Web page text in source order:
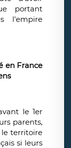
portant
l'empire
en France
le 1er
parents,
le territoire
si leurs